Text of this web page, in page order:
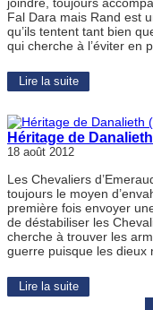
Fal Dara mais Rand est
qu’ils tentent tant bien
qui cherche à l’éviter en
Lire la suite
Héritage de
18 août 2012
Les Chevaliers
toujours le moyen
première fois envoyer
de déstabiliser les
cherche à trouver les
guerre puisque les dieux
Lire la suite